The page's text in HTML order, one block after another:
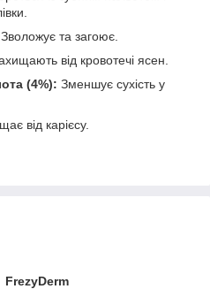
Зволожує та загоює.
від кровотечі ясен.
(4%): Зменшує сухість у
від карієсу.
FrezyDerm